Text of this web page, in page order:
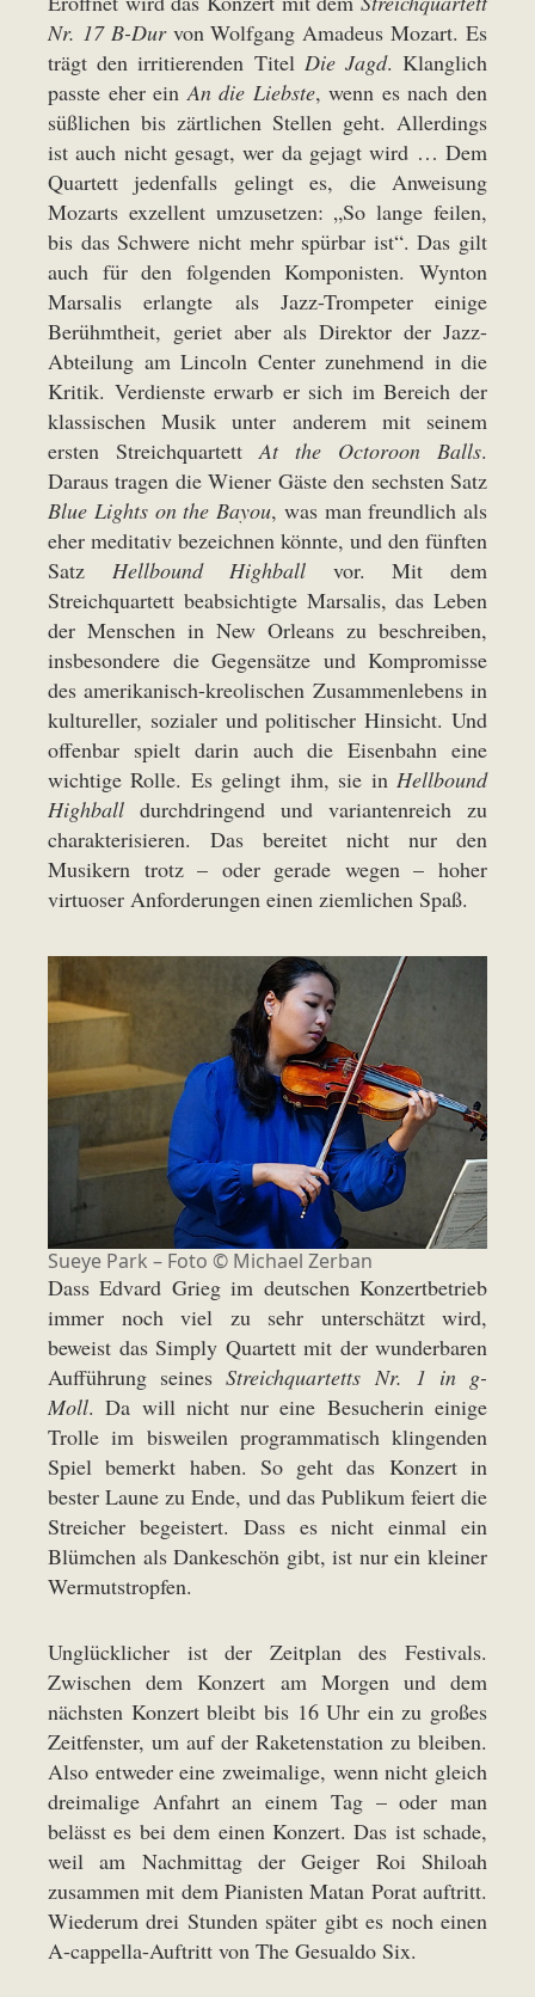
Nr. 17 B-Durvon Wolfgang Amadeus Mozart. Es
trägt den irritierenden Titel Die Jagd. Klanglich
passte eher einAn die Liebste, wenn es nach den
süßlichen bis zärtlichen Stellen geht. Allerdings
ist auch nicht gesagt, wer da gejagt wird … Dem
Quartett jedenfalls gelingt es, die Anweisung
Mozarts exzellent umzusetzen: „So lange feilen,
bis das Schwere nicht mehr spürbar ist“. Das gilt
auch für den folgenden Komponisten. Wynton
Marsalis erlangte als Jazz-Trompeter einige
Berühmtheit, geriet aber als Direktor der Jazz-
Abteilung am Lincoln Center zunehmend in die
Kritik. Verdienste erwarb er sich im Bereich der
klassischen Musik unter anderem mit seinem
ersten StreichquartettAt the Octoroon Balls.
Daraus tragen die Wiener Gäste den sechsten Satz
Blue Lights on the Bayou, was man freundlich als
eher meditativ bezeichnen könnte, und den fünften
Satz Hellbound Highball vor. Mit dem
Streichquartett beabsichtigte Marsalis, das Leben
der Menschen in New Orleans zu beschreiben,
insbesondere die Gegensätze und Kompromisse
des amerikanisch-kreolischen Zusammenlebens in
kultureller, sozialer und politischer Hinsicht. Und
offenbar spielt darin auch die Eisenbahn eine
wichtige Rolle. Es gelingt ihm, sie in Hellbound
Highball durchdringend und variantenreich zu
charakterisieren. Das bereitet nicht nur den
Musikern trotz – oder gerade wegen – hoher
virtuoser Anforderungen einen ziemlichen Spaß.
Sueye Park – Foto © Michael Zerban
Dass Edvard Grieg im deutschen Konzertbetrieb
immer noch viel zu sehr unterschätzt wird,
beweist das Simply Quartett mit der wunderbaren
Aufführung seinesStreichquartetts Nr. 1 in g-
Moll. Da will nicht nur eine Besucherin einige
Trolle im bisweilen programmatisch klingenden
Spiel bemerkt haben. So geht das Konzert in
bester Laune zu Ende, und das Publikum feiert die
Streicher begeistert. Dass es nicht einmal ein
Blümchen als Dankeschön gibt, ist nur ein kleiner
Wermutstropfen.
Unglücklicher ist der Zeitplan des Festivals.
Zwischen dem Konzert am Morgen und dem
nächsten Konzert bleibt bis 16 Uhr ein zu großes
Zeitfenster, um auf der Raketenstation zu bleiben.
Also entweder eine zweimalige, wenn nicht gleich
dreimalige Anfahrt an einem Tag – oder man
belässt es bei dem einen Konzert. Das ist schade,
weil am Nachmittag der Geiger Roi Shiloah
zusammen mit dem Pianisten Matan Porat auftritt.
Wiederum drei Stunden später gibt es noch einen
A-cappella-Auftritt von The Gesualdo Six.